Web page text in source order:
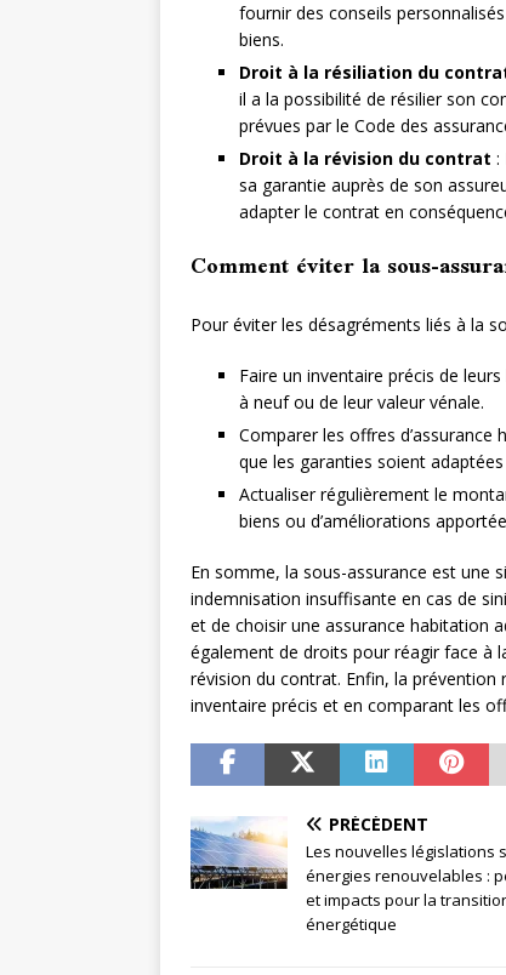
fournir des conseils
biens.
Droit à la résiliation du
il a la possibilité de résilier son
prévues par le Code des
Droit à la révision du contrat :
sa garantie auprès de son
adapter le contrat en
Comment éviter la sous-
Pour éviter les désagréments liés à la
Faire un inventaire précis de
à neuf ou de leur valeur vénale.
Comparer les offres
que les garanties soient
Actualiser régulièrement le
biens ou d’améliorations
En somme, la sous-assurance est une
indemnisation insuffisante en cas de
et de choisir une assurance habitation
également de droits pour réagir face à
révision du contrat. Enfin, la
inventaire précis et en comparant les
PRÉCÉDENT
Les nouvelles législations
énergies renouvelables :
et impacts pour la
énergétique